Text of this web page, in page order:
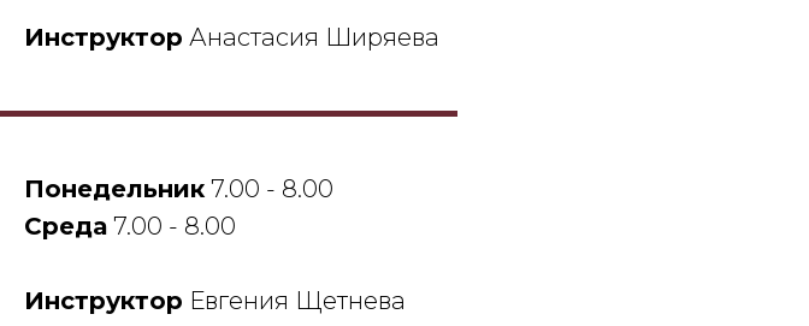
Инструктор Анастасия Ширяева
Понедельник 7.00 - 8.00
Среда 7.00 - 8.00
Инструктор Евгения Щетнева